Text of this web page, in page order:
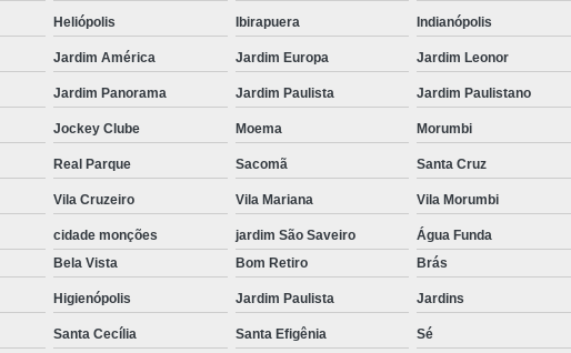
Salgadinhos para
Salgadinhos
Salgadinhos
Salgadinhos Vegetarianos
Salgado para Festa
Salgado para Festa de
Salgado para Festa de
Salgado para Festa em
Salgado para Festa Frito
Heliópolis Ibirapuera Indianópolis
Jardim América Jardim Europa Jardim Leonor
Jardim Panorama Jardim Paulista Jardim Paulistano
Jockey Clube Moema Morumbi
Real Parque Sacomã Santa Cruz
Vila Cruzeiro Vila Mariana Vila Morumbi
cidade monções jardim São Saveiro
Água Funda
Bela Vista Bom Retiro Brás
Higienópolis Jardim Paulista Jardins
Santa Cecília Santa Efigênia Sé